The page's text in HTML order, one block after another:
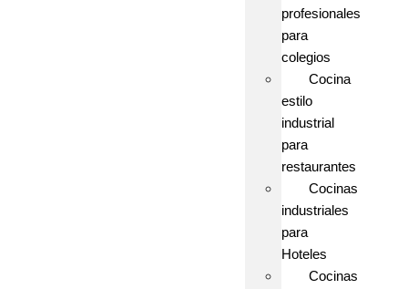
profesionales
para
colegios
Cocina
estilo
industrial
para
restaurantes
Cocinas
industriales
para
Hoteles
Cocinas